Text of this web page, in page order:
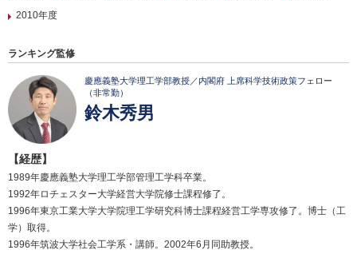
2010年度
ランキング監修
慶應義塾大学理工学部教授／内閣府 上席科学技術政策フェロー
（非常勤）
鈴木秀男
【経歴】
1989年慶應義塾大学理工学部管理工学科卒業。
1992年ロチェスター大学経営大学院修士課程修了。
1996年東京工業大学大学院理工学研究科博士課程経営工学専攻修了。博士（工
学）取得。
1996年筑波大学社会工学系・講師。2002年6月同助教授。